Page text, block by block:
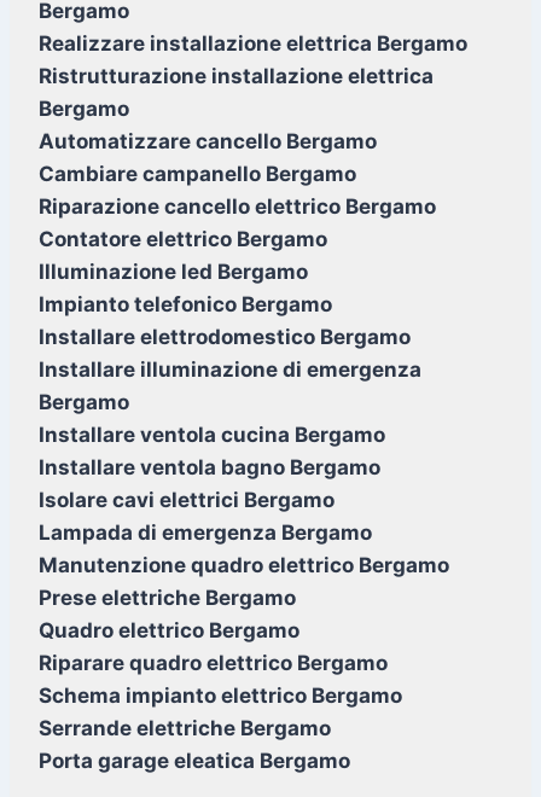
Bergamo
Realizzare installazione elettrica Bergamo
Ristrutturazione installazione elettrica
Bergamo
Automatizzare cancello Bergamo
Cambiare campanello Bergamo
Riparazione cancello elettrico Bergamo
Contatore elettrico Bergamo
Illuminazione led Bergamo
Impianto telefonico Bergamo
Installare elettrodomestico Bergamo
Installare illuminazione di emergenza
Bergamo
Installare ventola cucina Bergamo
Installare ventola bagno Bergamo
Isolare cavi elettrici Bergamo
Lampada di emergenza Bergamo
Manutenzione quadro elettrico Bergamo
Prese elettriche Bergamo
Quadro elettrico Bergamo
Riparare quadro elettrico Bergamo
Schema impianto elettrico Bergamo
Serrande elettriche Bergamo
Porta garage eleatica Bergamo